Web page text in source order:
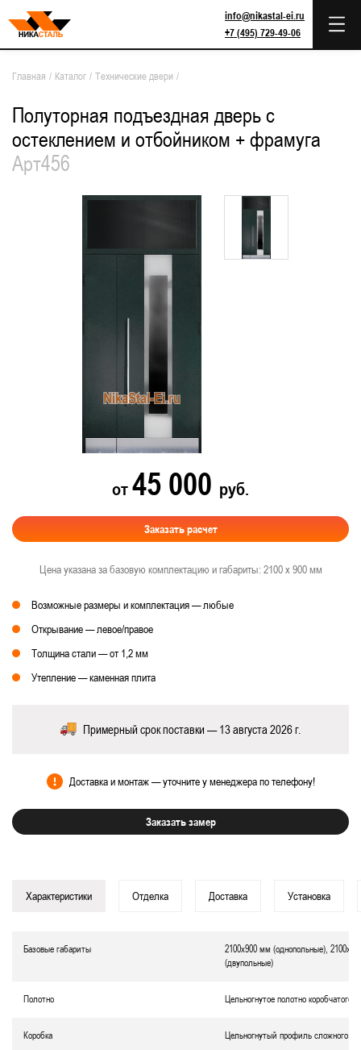
info@nikastal-ei.ru
+7 (495) 729-49-06
Главная / Каталог / Технические двери /
Полуторная подъездная дверь с
остеклением и отбойником + фрамуга
Арт456
от45 000 руб.
Заказать расчет
Цена указана за базовую комплектацию и габариты: 2100 х 900 мм
Возможные размеры и комплектация — любые
Открывание — левое/правое
Толщина стали — от 1,2 мм
Утепление — каменная плита
Примерный срок поставки — 13 августа 2026 г.
Доставка и монтаж — уточните у менеджера по телефону!
Заказать замер
Характеристики Отделка Доставка Установка
Базовые габариты
2100х900 мм (однопольные),
(двупольные)
Полотно Цельногнутое полотно коробчатого
Коробка Цельногнутый профиль сложного